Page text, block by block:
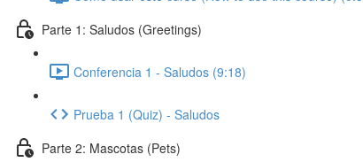
Parte 1: Saludos (Greetings)
Conferencia 1 - Saludos (9:18)
Prueba 1 (Quiz) - Saludos
Parte 2: Mascotas (Pets)